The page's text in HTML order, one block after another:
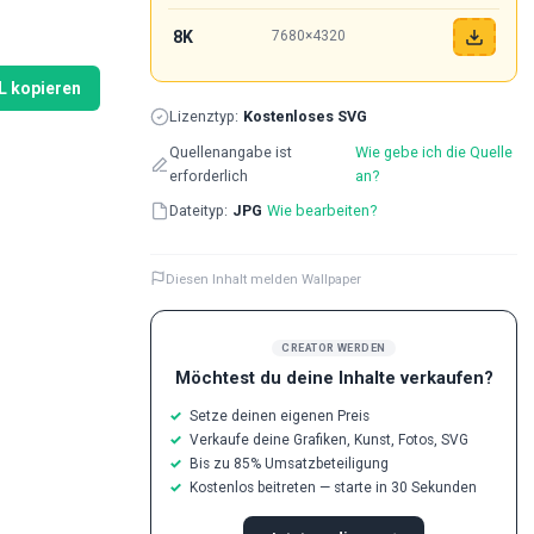
kopieren
CREATOR WERDEN
Möchtest du deine Inhalte verkaufen?
Setze deinen eigenen Preis
Verkaufe deine Grafiken, Kunst, Fotos, SVG
Bis zu 85% Umsatzbeteiligung
Kostenlos beitreten — starte in 30 Sekunden
8K 7680×4320
Lizenztyp: Kostenloses SVG
Quellenangabe ist
erforderlich
Wie gebe ich die Quelle
an?
Dateityp: JPG Wie bearbeiten?
Diesen Inhalt melden Wallpaper